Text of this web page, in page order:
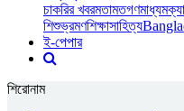
চাকরির খবরমতামতগণমাধ্যম
শিশুভ্রমণশিক্ষাসাহিত্য
ই-পেপার
শিরোনাম